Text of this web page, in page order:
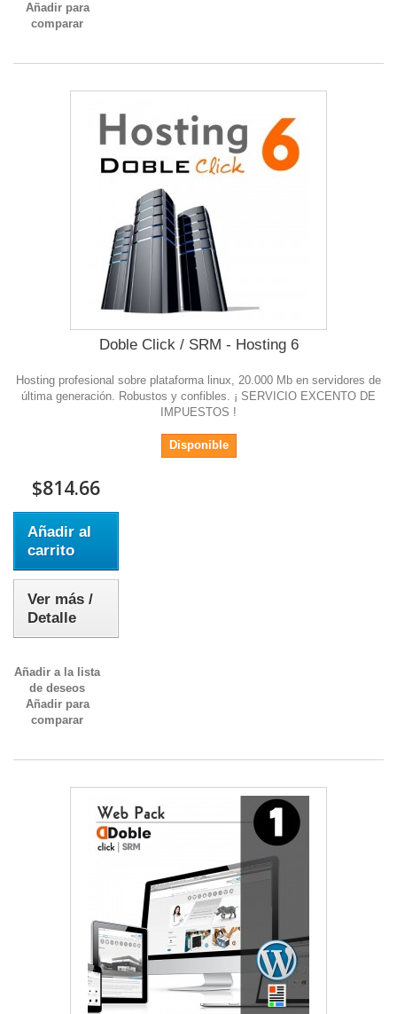
Añadir para
comparar
Doble Click / SRM - Hosting 6
Hosting profesional sobre plataforma linux, 20.000 Mb en servidores de
última generación. Robustos y confibles. ¡ SERVICIO EXCENTO DE
IMPUESTOS !
Disponible
$814.66
Añadir al
carrito
Ver más /
Detalle
Añadir a la lista
de deseos
Añadir para
comparar